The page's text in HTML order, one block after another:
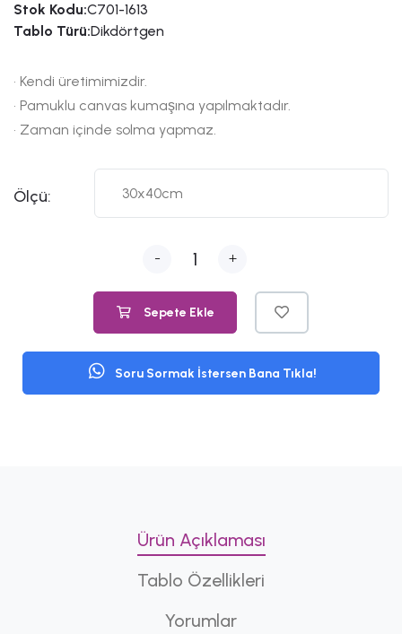
Stok Kodu:C701-1613
Tablo Türü:Dikdörtgen
• Kendi üretimimizdir.
• Pamuklu canvas kumaşına yapılmaktadır.
• Zaman içinde solma yapmaz.
Ölçü:
- +
Sepete Ekle
Soru Sormak İstersen Bana Tıkla!
Ürün Açıklaması
Tablo Özellikleri
Yorumlar